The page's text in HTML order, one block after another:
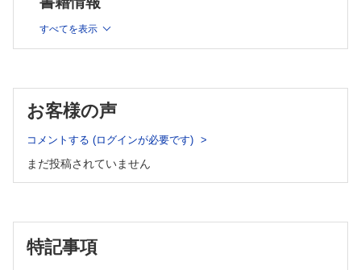
薬剤 ラブリズマブ，イプタコパン
症例 18 溶血発作を契機にペグセタコプランからイプタコパンに変
更したC5遺伝子多型を有する発作性夜間ヘモグロビン尿症の一例
石埼卓馬
薬剤 ラブリズマブ，クロバリマブ，ペグセタコプラン，イプタコパン
症例 19 ラブリズマブからクロバリマブに切り替えたところ，抗薬
物抗体によると思われる効果消失をきたし，イプタコパンに変更した
PNH症例 西脇嘉一
薬剤 ラブリズマブ，クロバリマブ，イプタコパン
索引
症例 4 抗補体療法中に発症した侵襲性髄膜炎菌感染症の1例
―迅速な治療介入により救命し得たPNH症例 本間俊佑，
抗体薬治療 冨田章裕
薬剤 エクリズマブ，ラブリズマブ，ペグセタコプラン
例 上野志貴子，米村雄士，川口辰哉
薬剤 ラブリズマブ，ペグセタコプラン
薬剤 エクリズマブ，クロバリマブ，ダニコパン
症例 8 ブレークスルー溶血時に輸血が必要になるため終末
補体阻害薬からペグセタコプランへ切り替えたAA－
すべてを表示
お客様の声
コメントする (ログインが必要です)
まだ投稿されていません
特記事項